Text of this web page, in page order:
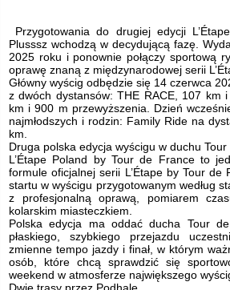
Przygotowania do drugiej edycji
Plusssz wchodzą w decydującą fazę.
2025 roku i ponownie połączy sportową
oprawę znaną z międzynarodowej serii
Główny wyścig odbędzie się 14 czerwca
z dwóch dystansów: THE RACE, 107 km
km i 900 m przewyższenia. Dzień
najmłodszych i rodzin: Family Ride na
km.
Druga polska edycja wyścigu w duchu
L’Étape Poland by Tour de France to
formule oficjalnej serii L’Étape by Tour
startu w wyścigu przygotowanym według
z profesjonalną oprawą, pomiarem
kolarskim miasteczkiem.
Polska edycja ma oddać ducha Tour
płaskiego, szybkiego przejazdu
zmienne tempo jazdy i finał, w którym
osób, które chcą sprawdzić się
weekend w atmosferze największego